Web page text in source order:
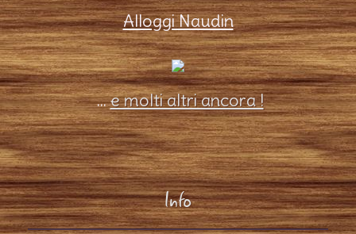
Alloggi Naudin
...e molti altri ancora !
Info